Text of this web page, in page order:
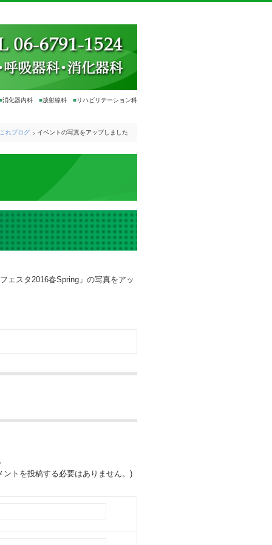
消化器内科 ■放射線科 ■リハビリテーション科
れブログ イベントの写真をアップしました
ェスタ2016春Spring」の写真をアッ
トを投稿する必要はありません。)